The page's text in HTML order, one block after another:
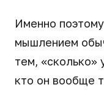
Именно
мышлением
тем, «сколько»
кто он вообще